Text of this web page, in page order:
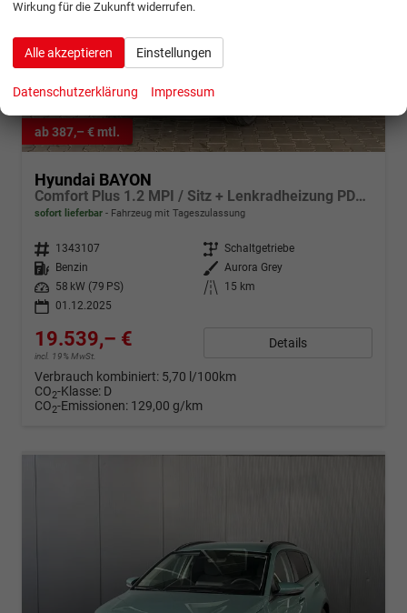
ab 387,– € mtl.
Hyundai BAYON
Comfort Plus 1.2 MPI / Sitz + Lenkradheizung PDC V&H Kamera LED Tempomat Keyless Alu 16"
sofort lieferbar Fahrzeug mit Tageszulassung
Fahrzeugnr. 1343107 Getriebe Schaltgetriebe
Kraftstoff
Benzin Außenfarbe Aurora Grey
Leistung
58 kW (79 PS) Kilometerstand
15 km
01.12.2025
19.539,– €
incl. 19% MwSt.
Details
Verbrauch kombiniert: 5,70 l/100km
CO2-Klasse: D
CO2-Emissionen: 129,00 g/km
Wirkung für die Zukunft widerrufen.
Alle akzeptieren Einstellungen
Datenschutzerklärung Impressum